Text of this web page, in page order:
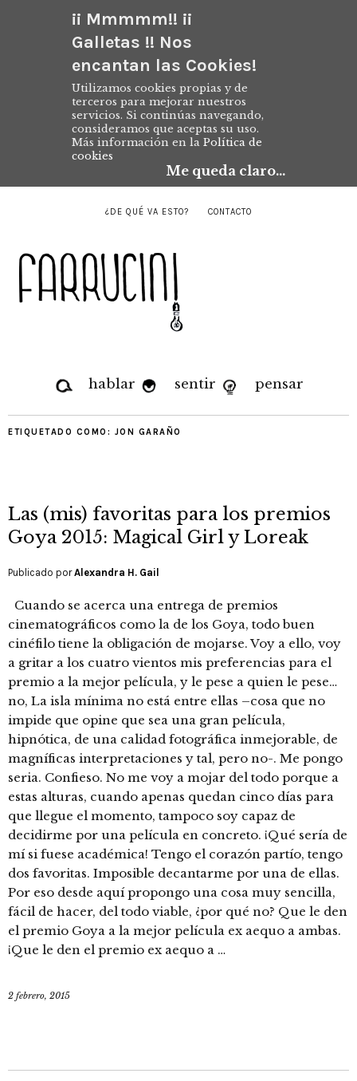
¡¡ Mmmmm!! ¡¡
Galletas !! Nos
encantan las Cookies!
Utilizamos cookies propias y de
terceros para mejorar nuestros
servicios. Si continúas navegando,
consideramos que aceptas su uso.
Más información en la Política de
cookies
Me queda claro...
¿DE QUÉ VA ESTO? CONTACTO
hablar sentir pensar
ETIQUETADO COMO: JON GARAÑO
Las (mis) favoritas para los premios
Goya 2015: Magical Girl y Loreak
Publicado porAlexandra H. Gail
Cuando se acerca una entrega de premios
cinematográficos como la de los Goya, todo buen
cinéfilo tiene la obligación de mojarse. Voy a ello, voy
a gritar a los cuatro vientos mis preferencias para el
premio a la mejor película, y le pese a quien le pese…
no, La isla mínima no está entre ellas –cosa que no
impide que opine que sea una gran película,
hipnótica, de una calidad fotográfica inmejorable, de
magníficas interpretaciones y tal, pero no-. Me pongo
seria. Confieso. No me voy a mojar del todo porque a
estas alturas, cuando apenas quedan cinco días para
que llegue el momento, tampoco soy capaz de
decidirme por una película en concreto. ¡Qué sería de
mí si fuese académica! Tengo el corazón partío, tengo
dos favoritas. Imposible decantarme por una de ellas.
Por eso desde aquí propongo una cosa muy sencilla,
fácil de hacer, del todo viable, ¿por qué no? Que le den
el premio Goya a la mejor película ex aequo a ambas.
¡Que le den el premio ex aequo a …
2 febrero, 2015